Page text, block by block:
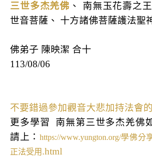
三世多杰羌佛 、 南無玉花壽之
世音菩薩、 十方諸佛菩薩護法聖
佛弟子 陳映潔 合十
113/08/06
不要錯過參加觀音大悲加持法會
更多學習
南無第三世多杰羌佛
請上： https://www.yungton.org/學佛分
正法受用 .html